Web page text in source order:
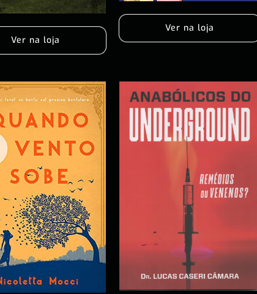
Ver na loja
Ver na loja